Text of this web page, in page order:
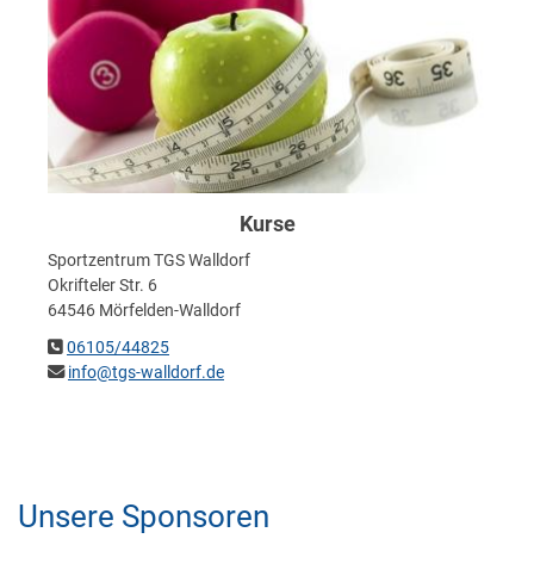
Kurse
Sportzentrum TGS Walldorf
Okrifteler Str. 6
64546 Mörfelden-Walldorf
06105/44825
info@tgs-walldorf.de
Unsere Sponsoren